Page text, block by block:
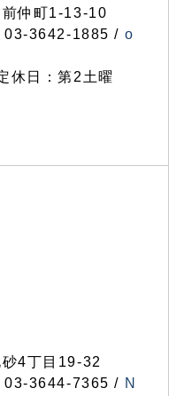
仲町1-13-10
03-3642-1885 / o
休日：第2土曜
4丁目19-32
03-3644-7365 / N